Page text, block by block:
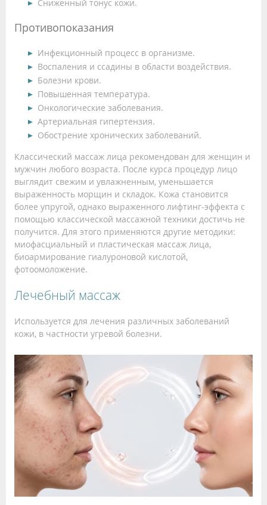
Сниженный тонус кожи.
Противопоказания
Инфекционный процесс в организме.
Воспаления и ссадины в области воздействия.
Болезни крови.
Повышенная температура.
Онкологические заболевания.
Артериальная гипертензия.
Обострение хронических заболеваний.
Классический массаж лица рекомендован для женщин и
мужчин любого возраста. После курса процедур лицо
выглядит свежим и увлажненным, уменьшается
выраженность морщин и складок. Кожа становится
более упругой, однако выраженного лифтинг-эффекта с
помощью классической массажной техники достичь не
получится. Для этого применяются другие методики:
миофасциальный и пластическая массаж лица,
биоармирование гиалуроновой кислотой,
фотоомоложение.
Лечебный массаж
Используется для лечения различных заболеваний
кожи, в частности угревой болезни.